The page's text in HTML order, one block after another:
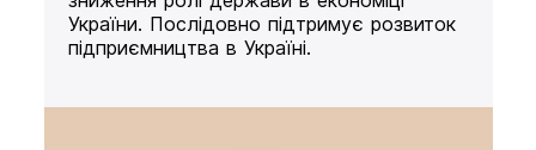
України. Послідовно підтримує розвиток
підприємництва в Україні.